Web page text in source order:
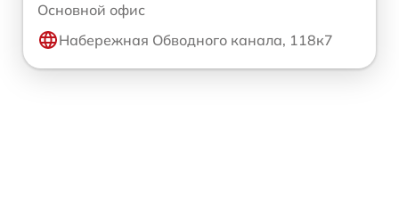
Основной офис
Набережная Обводного канала, 118к7